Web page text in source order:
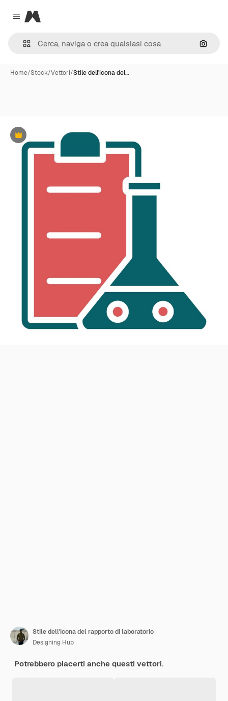
Close menu
Magnific
Cerca
Home/Stock/Vettori/Stile dell'icona del…
Premium
Stile dell'icona del rapporto di laboratorio
Designing Hub
Potrebbero piacerti anche questi vettori.